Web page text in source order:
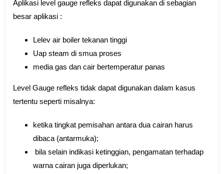
Aplikasi level gauge refleks dapat digunakan di sebagian
besar aplikasi :
Lelev air boiler tekanan tinggi
Uap steam di smua proses
media gas dan cair bertemperatur panas
Level Gauge refleks tidak dapat digunakan dalam kasus
tertentu seperti misalnya:
ketika tingkat pemisahan antara dua cairan harus
dibaca (antarmuka);
bila selain indikasi ketinggian, pengamatan terhadap
warna cairan juga diperlukan;